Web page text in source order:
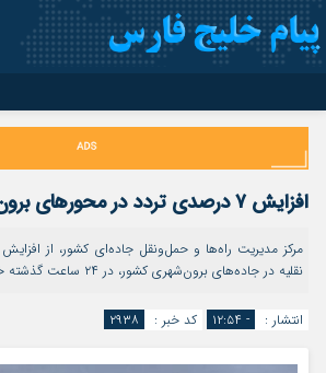
اینستاگرام
تلگرام
سروش
ایتا
نام کاربری یا نشانی ایمیل
رمز عبور
افزایش ۷ درصدی تردد در محورهای برون‌شهری
مرکز مدیریت راه‌ها و حمل‌ونقل جاده‌ای کشور، از
نقلیه در جاده‌های برون‌شهری کشور، در ۲۴ ساعت گذشته خبر داد.
انتشار : - ۱۲:۵۴ کد خبر : ۲۹۳۸